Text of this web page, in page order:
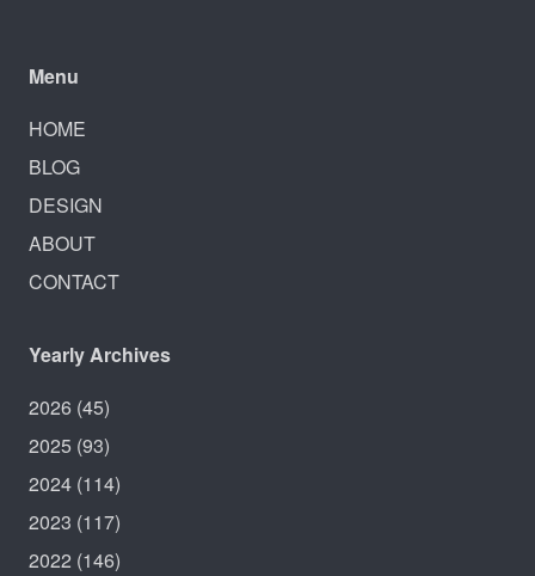
Menu
HOME
BLOG
DESIGN
ABOUT
CONTACT
Yearly Archives
2026 (45)
2025 (93)
2024 (114)
2023 (117)
2022 (146)